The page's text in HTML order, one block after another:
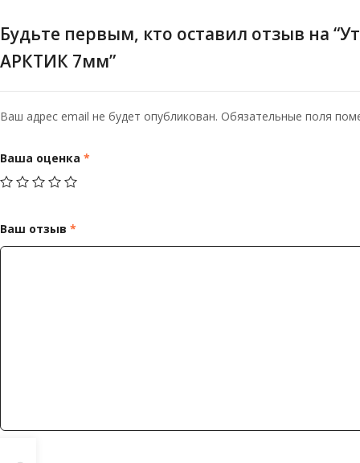
Будьте первым, кто оставил отзыв на
АРКТИК 7мм”
Ваш адрес email не будет опубликован. Обязательные поля
Ваша оценка *
Ваш отзыв *